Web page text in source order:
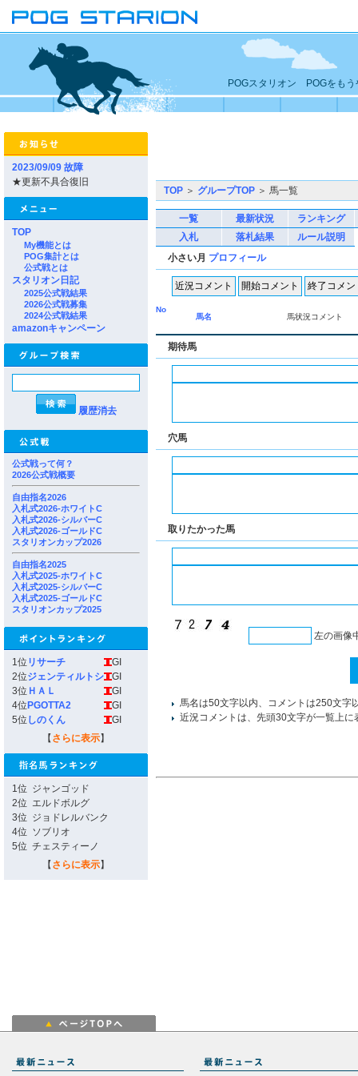
POGスタリオン POGをもう
2023/09/09 故障
★更新不具合復旧
TOP
My機能とは
POG集計とは
公式戦とは
スタリオン日記
2025公式戦結果
2026公式戦募集
2024公式戦結果
amazonキャンペーン
履歴消去
公式戦って何？
2026公式戦概要
自由指名2026
入札式2026-ホワイトC
入札式2026-シルバーC
入札式2026-ゴールドC
スタリオンカップ2026
自由指名2025
入札式2025-ホワイトC
入札式2025-シルバーC
入札式2025-ゴールドC
スタリオンカップ2025
1位 リサーチ
GI
2位ジェンティルトシ
GI
3位 ＨＡＬ
GI
4位 PGOTTA2
GI
5位 しのくん
GI
【 さらに表示】
1位 ジャンゴッド
2位 エルドボルグ
3位 ジョドレルバンク
4位 ソブリオ
5位 チェスティーノ
【 さらに表示】
TOP ＞ グループTOP ＞ 馬一覧
一覧 最新状況
ランキング
入札
落札結果
ルール説明
小さい月 プロフィール
No
馬名
馬状況コメント
期待馬
穴馬
取りたかった馬
左の画像
馬名は50文字以内、コメントは250文字
近況コメントは、先頭30文字が一覧上に